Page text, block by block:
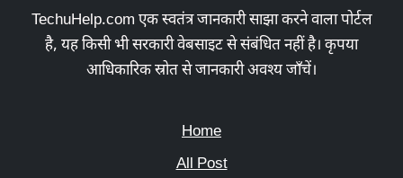
TechuHelp.com एक स्वतंत्र जानकारी साझा करने वाला पोर्टल
है, यह किसी भी सरकारी वेबसाइट से संबंधित नहीं है। कृपया
आधिकारिक स्रोत से जानकारी अवश्य जाँचें।
Home
All Post